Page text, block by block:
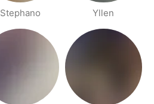
Stephano Yllen